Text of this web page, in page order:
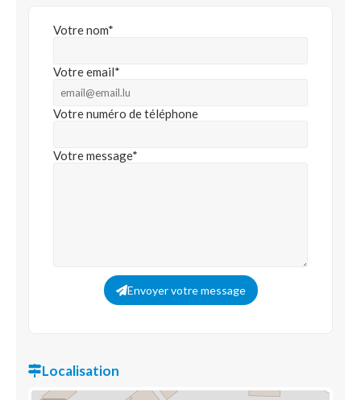
Votre nom*
Votre email*
Votre numéro de téléphone
Votre message*
Envoyer votre message
Localisation